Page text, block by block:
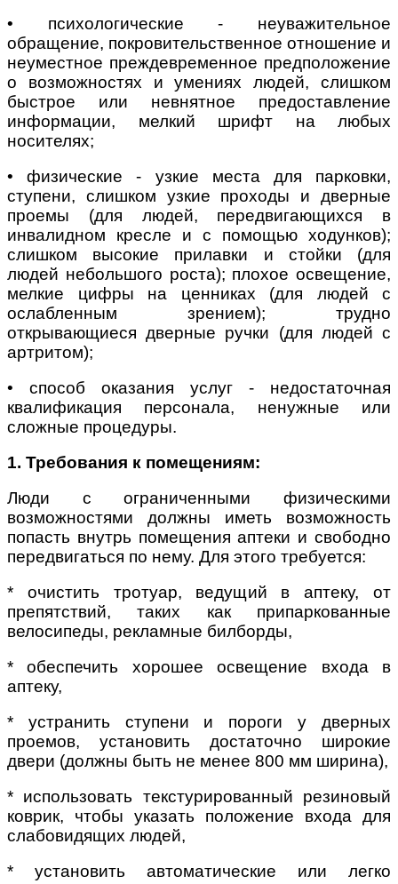
• психологические - неуважительное
обращение, покровительственное отношение и
неуместное преждевременное предположение
о возможностях и умениях людей, слишком
быстрое или невнятное предоставление
информации, мелкий шрифт на любых
носителях;
• физические - узкие места для парковки,
ступени, слишком узкие проходы и дверные
проемы (для людей, передвигающихся в
инвалидном кресле и с помощью ходунков);
слишком высокие прилавки и стойки (для
людей небольшого роста); плохое освещение,
мелкие цифры на ценниках (для людей с
ослабленным зрением); трудно
открывающиеся дверные ручки (для людей с
артритом);
• способ оказания услуг - недостаточная
квалификация персонала, ненужные или
сложные процедуры.
1. Требования к помещениям:
Люди с ограниченными физическими
возможностями должны иметь возможность
попасть внутрь помещения аптеки и свободно
передвигаться по нему. Для этого требуется:
* очистить тротуар, ведущий в аптеку, от
препятствий, таких как припаркованные
велосипеды, рекламные билборды,
* обеспечить хорошее освещение входа в
аптеку,
* устранить ступени и пороги у дверных
проемов, установить достаточно широкие
двери (должны быть не менее 800 мм ширина),
* использовать текстурированный резиновый
коврик, чтобы указать положение входа для
слабовидящих людей,
* установить автоматические или легко